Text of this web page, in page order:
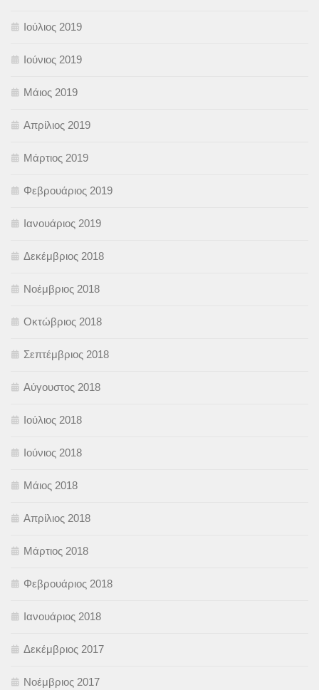
Ιούλιος 2019
Ιούνιος 2019
Μάιος 2019
Απρίλιος 2019
Μάρτιος 2019
Φεβρουάριος 2019
Ιανουάριος 2019
Δεκέμβριος 2018
Νοέμβριος 2018
Οκτώβριος 2018
Σεπτέμβριος 2018
Αύγουστος 2018
Ιούλιος 2018
Ιούνιος 2018
Μάιος 2018
Απρίλιος 2018
Μάρτιος 2018
Φεβρουάριος 2018
Ιανουάριος 2018
Δεκέμβριος 2017
Νοέμβριος 2017